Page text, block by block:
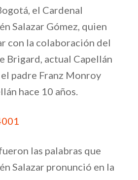
el Cardenal
Salazar Gómez, quien
con la colaboración del
Brigard, actual Capellán
padre Franz Monroy
hace 10 años.
las palabras que
Salazar pronunció en la